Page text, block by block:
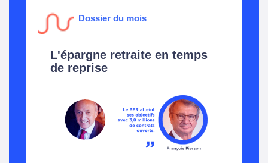
Dossier du mois
L'épargne retraite en temps
de reprise